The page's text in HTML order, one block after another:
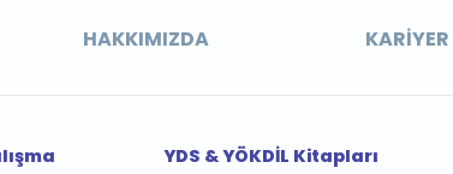
HAKKIMIZDA KARIYER
YDS & YÖKDİL Kitapları